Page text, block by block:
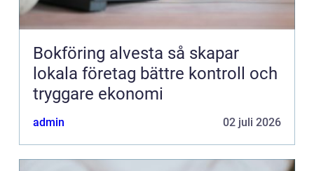
Bokföring alvesta så skapar
lokala företag bättre kontroll och
tryggare ekonomi
admin 02 juli 2026